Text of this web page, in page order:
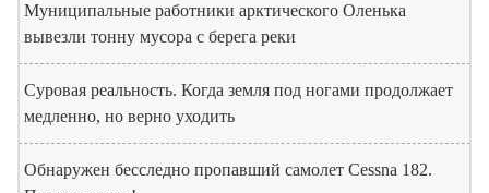
Муниципальные работники арктического Оленька
вывезли тонну мусора с берега реки
Суровая реальность. Когда земля под ногами продолжает
медленно, но верно уходить
Обнаружен бесследно пропавший самолет Cessna 182.